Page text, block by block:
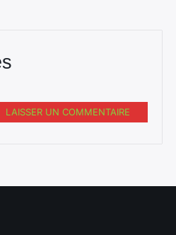
LAISSER UN COMMENTAIRE